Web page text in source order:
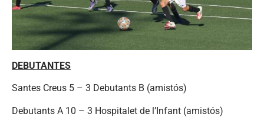
DEBUTANTES
Santes Creus 5 – 3 Debutants B (amistós)
Debutants A 10 – 3 Hospitalet de l’Infant (amistós)